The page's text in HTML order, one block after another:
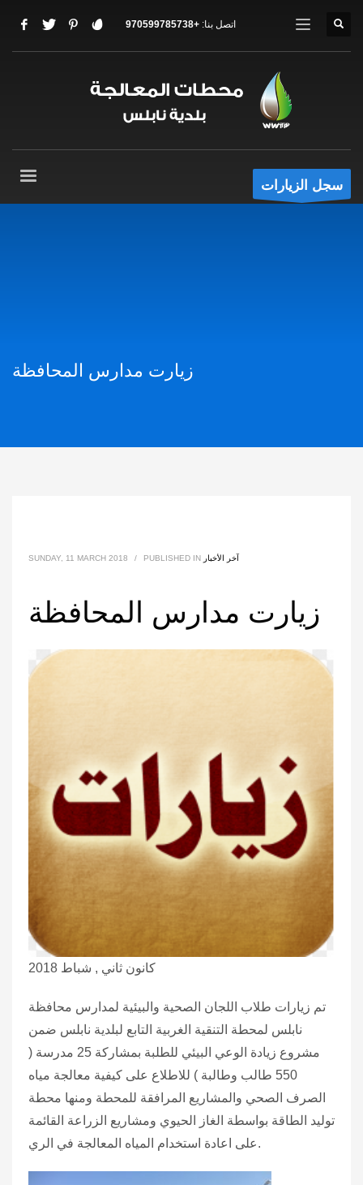
اتصل بنا: +970599785738
سجل الزيارات
زيارت مدارس المحافظة
SUNDAY, 11 MARCH 2018 / PUBLISHED IN آخر الأخبار
زيارت مدارس المحافظة
كانون ثاني , شباط 2018
تم زيارات طلاب اللجان الصحية والبيئية لمدارس محافظة
نابلس لمحطة التنقية الغربية التابع لبلدية نابلس ضمن
مشروع زيادة الوعي البيئي للطلبة بمشاركة 25 مدرسة (
550 طالب وطالبة ) للاطلاع على كيفية معالجة مياه
الصرف الصحي والمشاريع المرافقة للمحطة ومنها محطة
توليد الطاقة بواسطة الغاز الحيوي ومشاريع الزراعة القائمة
على اعادة استخدام المياه المعالجة في الري.